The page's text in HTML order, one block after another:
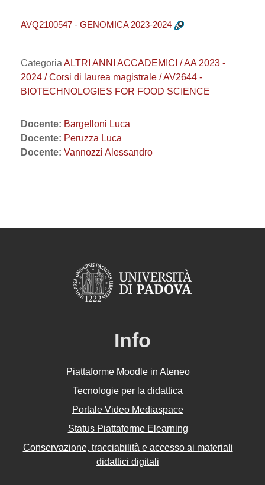
AVQ2100547 - GENOMICA 2023-2024
Categoria ALTRI ANNI ACCADEMICI / AA 2023 -
2024 / Corsi di laurea magistrale / AV2644 -
BIOTECHNOLOGIES FOR FOOD SCIENCE
Docente: Bargelloni Luca
Docente: Peruzza Luca
Docente: Vannozzi Alessandro
Info
Piattaforme Moodle in Ateneo
Tecnologie per la didattica
Portale Video Mediaspace
Status Piattaforme Elearning
Conservazione, tracciabilità e accesso ai materiali
didattici digitali